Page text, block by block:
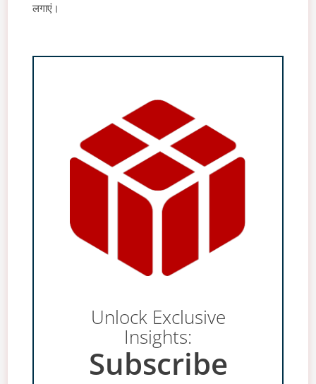
लगाएं।
Unlock Exclusive
Insights:
Subscribe